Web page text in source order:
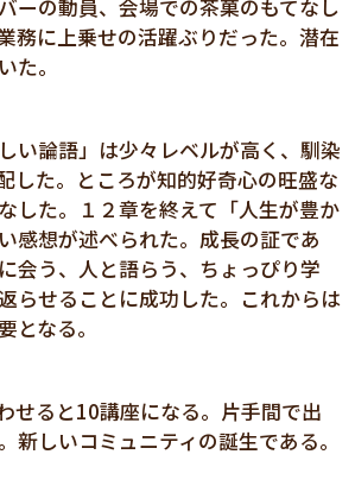
ーの動員、会場での茶菓のもてなし
務に上乗せの活躍ぶりだった。潜在
た。
い論語」は少々レベルが高く、馴染
した。ところが知的好奇心の旺盛な
した。１２章を終えて「人生が豊か
感想が述べられた。成長の証であ
会う、人と語らう、ちょっぴり学
らせることに成功した。これからは
となる。
せると10講座になる。片手間で出
新しいコミュニティの誕生である。